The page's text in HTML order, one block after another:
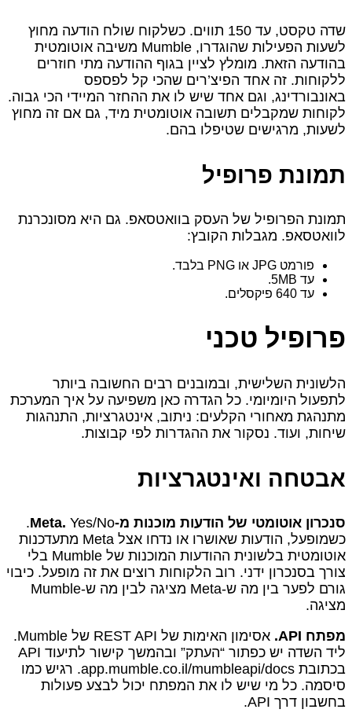
שדה טקסט, עד 150 תווים. כשלקוח שולח הודעה מחוץ
לשעות הפעילות שהוגדרו, Mumble משיבה אוטומטית
בהודעה הזאת. מומלץ לציין בגוף ההודעה מתי חוזרים
ללקוחות. זה אחד הפיצ’רים שהכי קל לפספס
באונבורדינג, וגם אחד שיש לו את ההחזר המיידי הכי גבוה.
לקוחות שמקבלים תשובה אוטומטית מיד, גם אם זה מחוץ
לשעות, מרגישים שטיפלו בהם.
תמונת פרופיל
תמונת הפרופיל של העסק בוואטסאפ. גם היא מסונכרנת
לוואטסאפ. מגבלות הקובץ:
פורמט JPG או PNG בלבד.
עד 5MB.
עד 640 פיקסלים.
פרופיל טכני
הלשונית השלישית, ובמובנים רבים החשובה ביותר
לתפעול היומיומי. כל הגדרה כאן משפיעה על איך המערכת
מתנהגת מאחורי הקלעים: ניתוב, אינטגרציות, התנהגות
שיחות, ועוד. נסקור את ההגדרות לפי קבוצות.
אבטחה ואינטגרציות
סנכרון אוטומטי של הודעות מוכנות מ-Meta.
Yes/No.
כשמופעל, הודעות שאושרו או נדחו אצל Meta מתעדכנות
אוטומטית בלשונית ההודעות המוכנות של Mumble בלי
צורך בסנכרון ידני. רוב הלקוחות רוצים את זה מופעל. כיבוי
גורם לפער בין מה ש‑Meta מציגה לבין מה ש‑Mumble
מציגה.
מפתח API.
אסימון האימות של REST API של Mumble.
ליד השדה יש כפתור “העתק” ובהמשך קישור לתיעוד API
בכתובת app.mumble.co.il/mumbleapi/docs. רגיש כמו
סיסמה. כל מי שיש לו את המפתח יכול לבצע פעולות
בחשבון דרך API.